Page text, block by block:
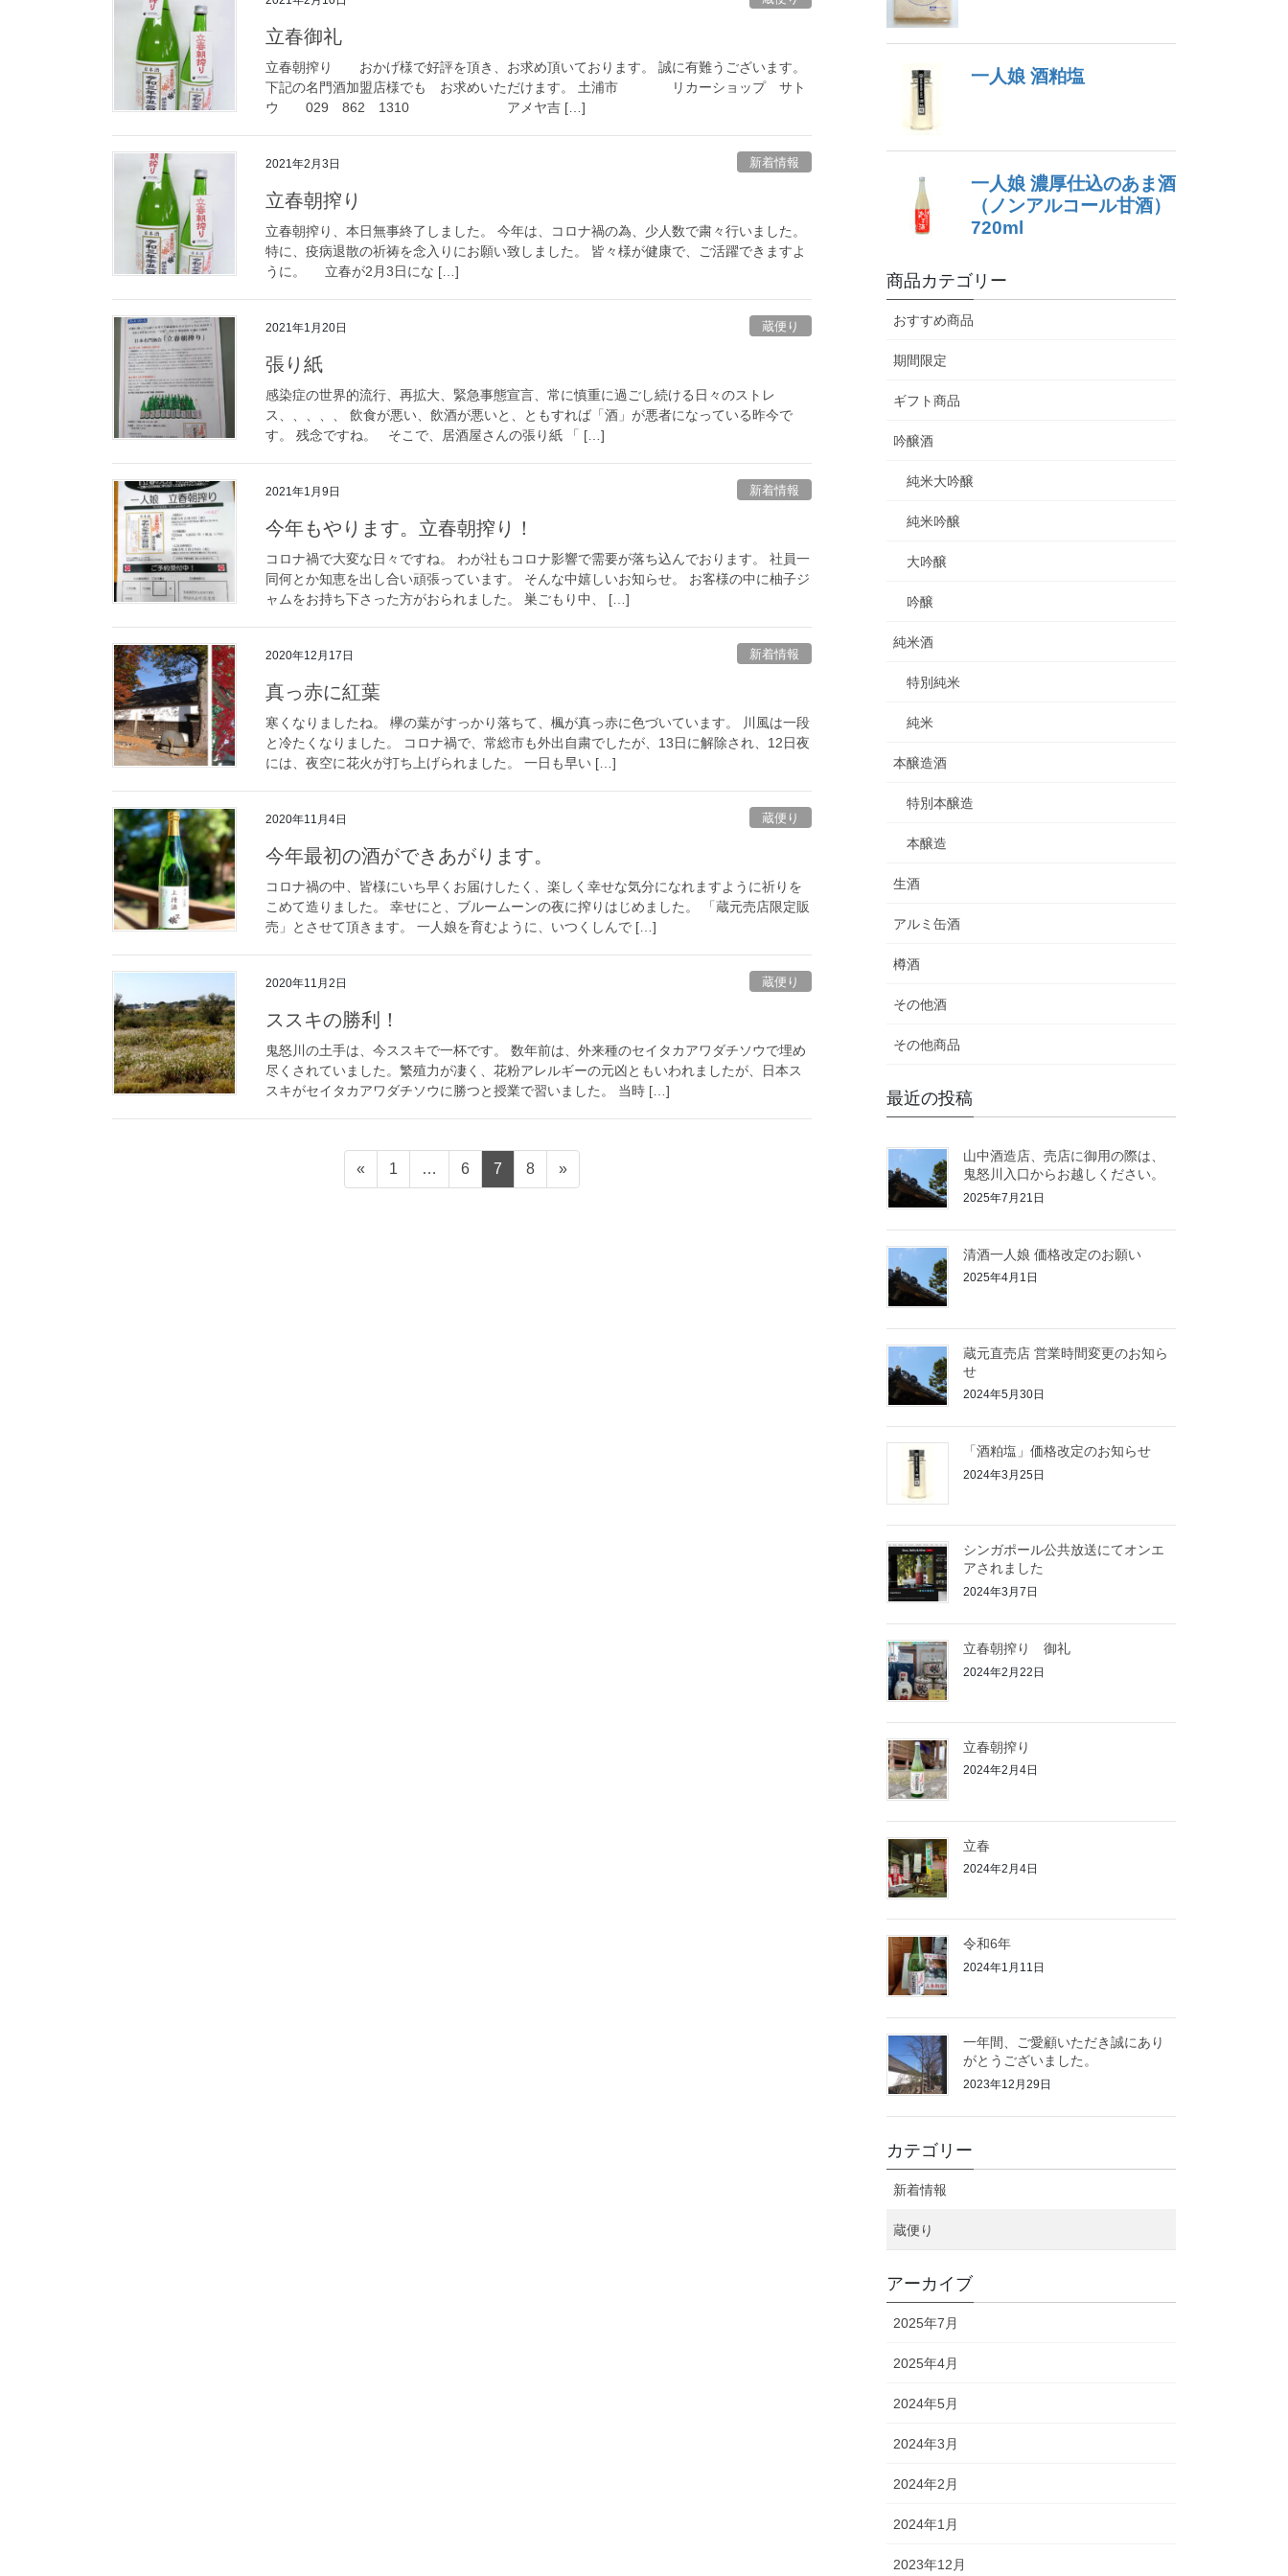
立春御礼
立春朝搾り おかげ様で好評を頂き、お求め頂いております。 誠に有難うございます。
下記の名門酒加盟店様でも お求めいただけます。 土浦市 リカーショップ サト
ウ 029 862 1310 アメヤ吉 […]
2021年2月3日 新着情報
立春朝搾り
立春朝搾り、本日無事終了しました。 今年は、コロナ禍の為、少人数で粛々行いました。
特に、疫病退散の祈祷を念入りにお願い致しました。 皆々様が健康で、ご活躍できますよ
うに。 立春が2月3日にな […]
2021年1月20日 蔵便り
張り紙
感染症の世界的流行、再拡大、緊急事態宣言、常に慎重に過ごし続ける日々のストレ
ス、、、、、 飲食が悪い、飲酒が悪いと、ともすれば「酒」が悪者になっている昨今で
す。 残念ですね。 そこで、居酒屋さんの張り紙 「 […]
2021年1月9日 新着情報
今年もやります。立春朝搾り！
コロナ禍で大変な日々ですね。 わが社もコロナ影響で需要が落ち込んでおります。 社員一
同何とか知恵を出し合い頑張っています。 そんな中嬉しいお知らせ。 お客様の中に柚子ジ
ャムをお持ち下さった方がおられました。 巣ごもり中、 […]
2020年12月17日 新着情報
真っ赤に紅葉
寒くなりましたね。 欅の葉がすっかり落ちて、楓が真っ赤に色づいています。 川風は一段
と冷たくなりました。 コロナ禍で、常総市も外出自粛でしたが、13日に解除され、12日夜
には、夜空に花火が打ち上げられました。 一日も早い […]
2020年11月4日 蔵便り
今年最初の酒ができあがります。
コロナ禍の中、皆様にいち早くお届けしたく、楽しく幸せな気分になれますように祈りを
こめて造りました。 幸せにと、ブルームーンの夜に搾りはじめました。 「蔵元売店限定販
売」とさせて頂きます。 一人娘を育むように、いつくしんで […]
2020年11月2日 蔵便り
ススキの勝利！
鬼怒川の土手は、今ススキで一杯です。 数年前は、外来種のセイタカアワダチソウで埋め
尽くされていました。繁殖力が凄く、花粉アレルギーの元凶ともいわれましたが、日本ス
スキがセイタカアワダチソウに勝つと授業で習いました。 当時 […]
« 1 … 6 7 8 »
商品カテゴリー
おすすめ商品
期間限定
ギフト商品
吟醸酒
純米大吟醸
純米吟醸
大吟醸
吟醸
純米酒
特別純米
純米
本醸造酒
特別本醸造
本醸造
生酒
アルミ缶酒
樽酒
その他酒
その他商品
最近の投稿
山中酒造店、売店に御用の際は、
鬼怒川入口からお越しください。
2025年7月21日
清酒一人娘 価格改定のお願い
2025年4月1日
蔵元直売店 営業時間変更のお知ら
せ
2024年5月30日
「酒粕塩」価格改定のお知らせ
2024年3月25日
シンガポール公共放送にてオンエ
アされました
2024年3月7日
立春朝搾り 御礼
2024年2月22日
立春朝搾り
2024年2月4日
立春
2024年2月4日
令和6年
2024年1月11日
一年間、ご愛顧いただき誠にあり
がとうございました。
2023年12月29日
カテゴリー
新着情報
蔵便り
アーカイブ
2025年7月
2025年4月
2024年5月
2024年3月
2024年2月
2024年1月
2023年12月